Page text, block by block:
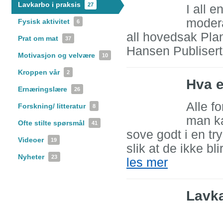
Lavkarbo i praksis 27
Fysisk aktivitet 6
Prat om mat 37
Motivasjon og velvære 10
Kroppen vår 2
Ernæringslære 26
Forskning/ litteratur 8
Ofte stilte spørsmål 41
Videoer 19
Nyheter 23
I all
all hovedsak
Hansen
Hva
Alle
man
sove godt i en
slik at de ikke
les mer